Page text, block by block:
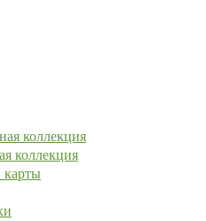
коллекция
коллекция